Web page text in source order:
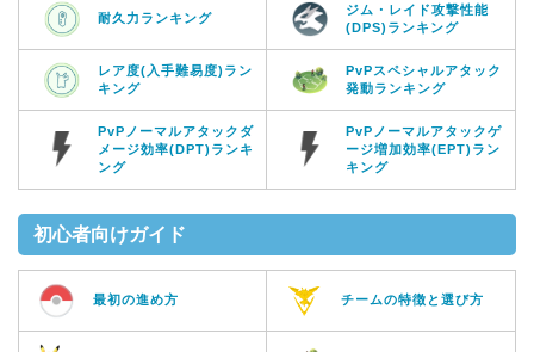
耐久力ランキング
ジム・レイド攻撃性能
(DPS)ランキング
レア度(入手難易度)ラン
キング
PvPスペシャルアタック
発動ランキング
PvPノーマルアタックダ
メージ効率(DPT)ランキ
ング
PvPノーマルアタックゲ
ージ増加効率(EPT)ラン
キング
初心者向けガイド
最初の進め方 チームの特徴と選び方